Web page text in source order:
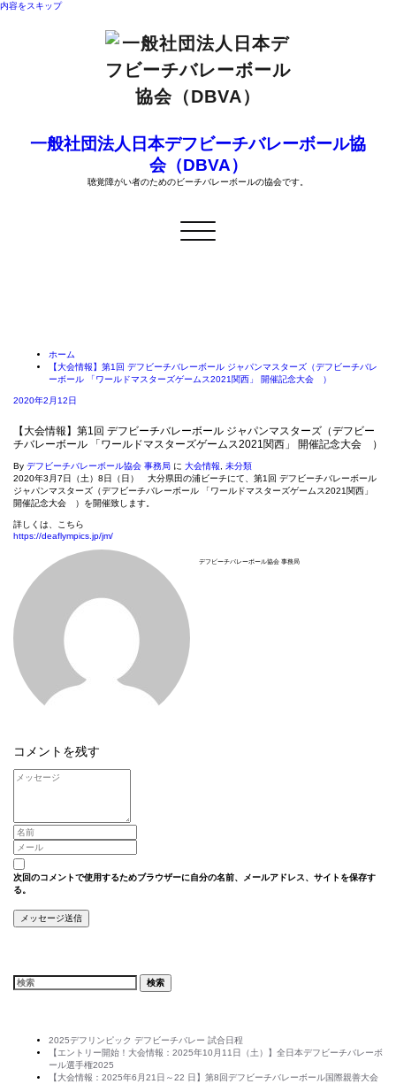
内容をスキップ
一般社団法人日本デフビーチバレーボール協
会（DBVA）
聴覚障がい者のためのビーチバレーボールの協会です。
ナ
ビ
ホーム
【大会情報】第1回 デフビーチバレーボール ジャパンマスターズ（デフビーチバレ
ーボール 「ワールドマスターズゲームス2021関西」 開催記念大会 ）
2020年2月12日
【大会情報】第1回 デフビーチバレーボール ジャパンマスターズ（デフビー
チバレーボール 「ワールドマスターズゲームス2021関西」 開催記念大会 ）
By デフビーチバレーボール協会 事務局 に 大会情報
未分類
2020年3月7日（土）8日（日） 大分県田の浦ビーチにて、第1回 デフビーチバレーボール
ジャパンマスターズ（デフビーチバレーボール 「ワールドマスターズゲームス2021関西」
開催記念大会 ）を開催致します。
詳しくは、こちら
https://deaflympics.jp/jm/
デフビーチバレーボール協会 事務局
コメントを残す
次回のコメントで使用するためブラウザーに自分の名前、メールアドレス、サイトを保存す
る。
2025デフリンピック デフビーチバレー 試合日程
【エントリー開始！大会情報：2025年10月11日（土）】全日本デフビーチバレーボ
ール選手権2025
【大会情報：2025年6月21日～22 日】第8回デフビーチバレーボール国際親善大会